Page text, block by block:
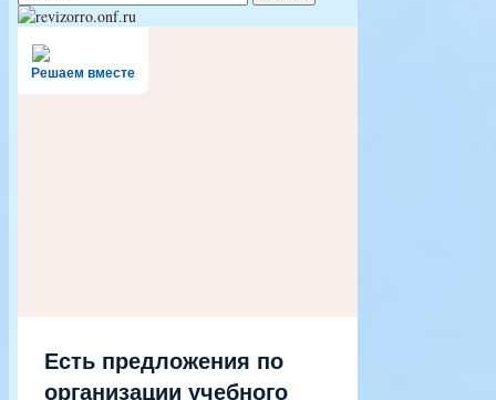
Решаем вместе
Есть предложения по
организации учебного